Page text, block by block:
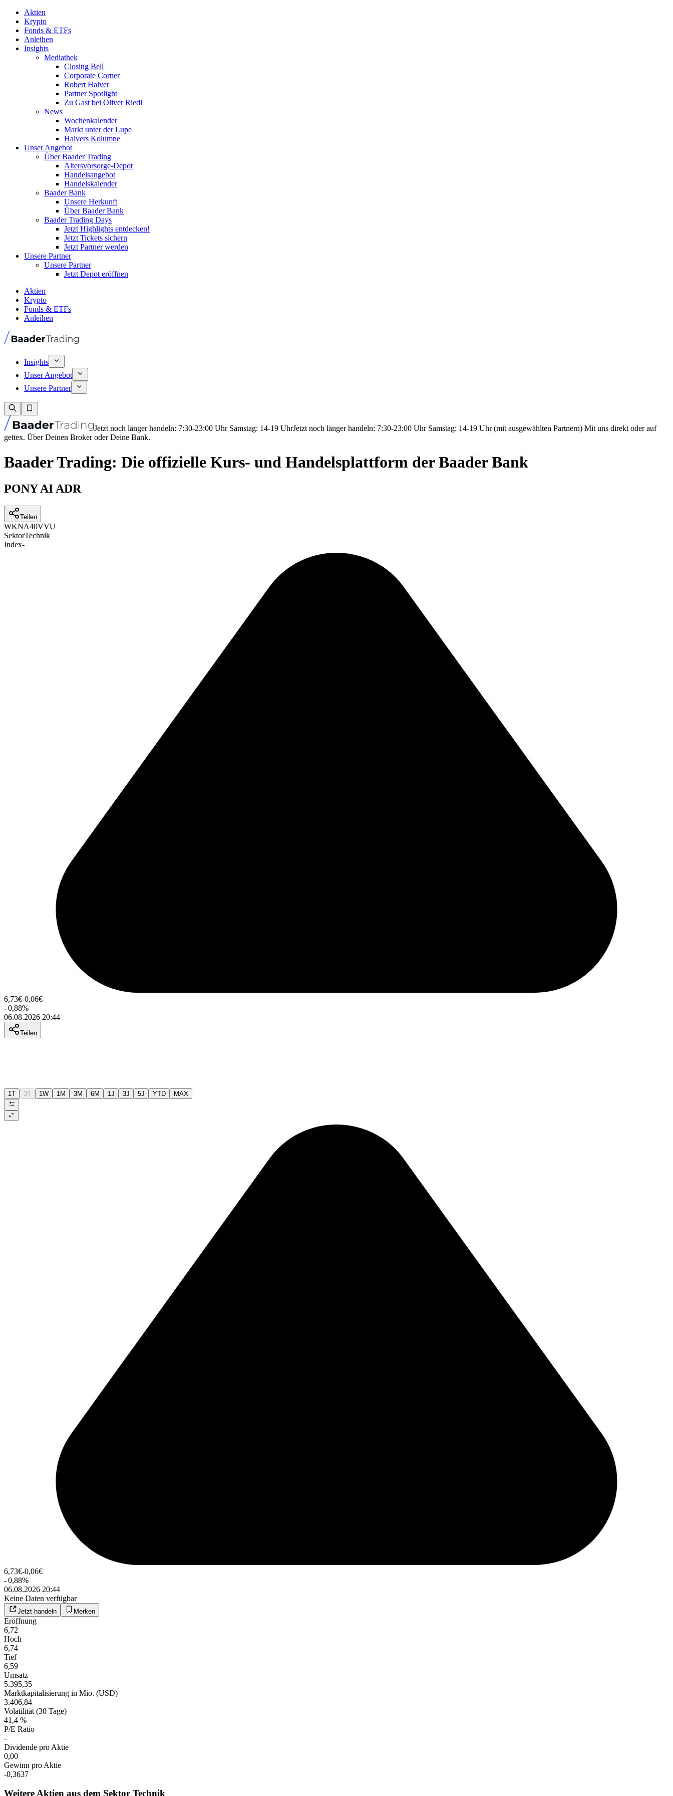
Aktien
Krypto
Fonds & ETFs
Anleihen
Insights
Mediathek
Closing Bell
Corporate Corner
Robert Halver
Partner Spotlight
Zu Gast bei Oliver Riedl
News
Wochenkalender
Markt unter der Lupe
Halvers Kolumne
Unser Angebot
Über Baader Trading
Altersvorsorge-Depot
Handelsangebot
Handelskalender
Baader Bank
Unsere Herkunft
Über Baader Bank
Baader Trading Days
Jetzt Highlights entdecken!
Jetzt Tickets sichern
Jetzt Partner werden
Unsere Partner
Unsere Partner
Jetzt Depot eröffnen
Aktien
Krypto
Fonds & ETFs
Anleihen
Insights
Unser Angebot
Unsere Partner
Jetzt noch länger handeln: 7:30-23:00 Uhr Samstag: 14-19 UhrJetzt noch länger handeln: 7:30-23:00 Uhr Samstag: 14-19 Uhr (mit ausgewählten Partnern) Mit uns direkt oder auf
gettex. Über Deinen Broker oder Deine Bank.
Baader Trading: Die offizielle Kurs- und Handelsplattform der Baader Bank
PONY AI ADR
Teilen
WKNA40VVU
SektorTechnik
Index-
6,73€-0,06€
-0,88%
06.08.2026 20:44
Teilen
1T 3T 1W 1M 3M 6M 1J 3J 5J YTD MAX
6,73€-0,06€
-0,88%
06.08.2026 20:44
Keine Daten verfügbar
Jetzt handeln Merken
Eröffnung
6,72
Hoch
6,74
Tief
6,59
Umsatz
5.395,35
Marktkapitalisierung in Mio. (USD)
3.406,84
Volatilität (30 Tage)
41,4 %
P/E Ratio
-
Dividende pro Aktie
0,00
Gewinn pro Aktie
-0,3637
Weitere Aktien aus dem Sektor Technik